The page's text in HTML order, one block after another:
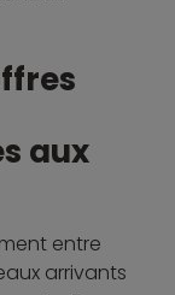
aux
entre
arrivants